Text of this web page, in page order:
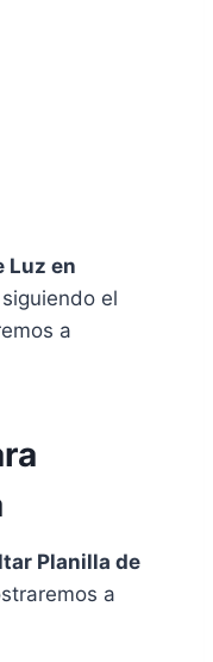
Luz en
siguiendo el
a
Planilla de
a